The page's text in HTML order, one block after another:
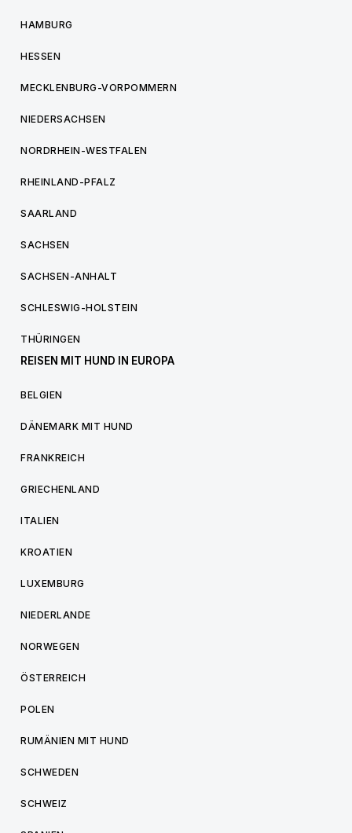
HAMBURG
HESSEN
MECKLENBURG-VORPOMMERN
NIEDERSACHSEN
NORDRHEIN-WESTFALEN
RHEINLAND-PFALZ
SAARLAND
SACHSEN
SACHSEN-ANHALT
SCHLESWIG-HOLSTEIN
THÜRINGEN
REISEN MIT HUND IN EUROPA
BELGIEN
DÄNEMARK MIT HUND
FRANKREICH
GRIECHENLAND
ITALIEN
KROATIEN
LUXEMBURG
NIEDERLANDE
NORWEGEN
ÖSTERREICH
POLEN
RUMÄNIEN MIT HUND
SCHWEDEN
SCHWEIZ